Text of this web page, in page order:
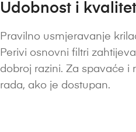
Udobnost i
Pravilno usmjeravanje
Perivi osnovni filtri
dobroj razini. Za spavaće i
rada, ako je dostupan.